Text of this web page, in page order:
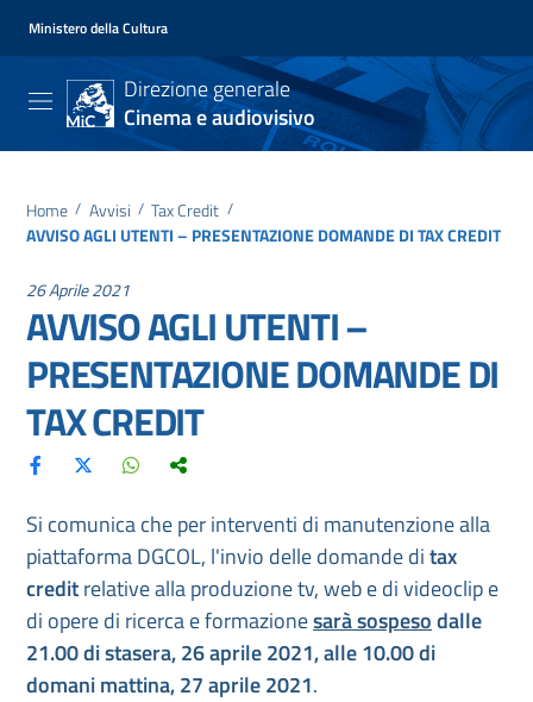
Ministero della Cultura
Direzione generale
Cinema e audiovisivo
Home / Avvisi / Tax Credit /
AVVISO AGLI UTENTI – PRESENTAZIONE DOMANDE DI TAX CREDIT
26 Aprile 2021
AVVISO AGLI UTENTI –
PRESENTAZIONE DOMANDE DI
TAX CREDIT
Si comunica che per interventi di manutenzione alla
piattaforma DGCOL, l'invio delle domande ditax
creditrelative alla produzione tv, web e di videoclip e
di opere di ricerca e formazionesarà sospesodalle
21.00 di stasera, 26 aprile 2021, alle 10.00 di
domani mattina, 27 aprile 2021.